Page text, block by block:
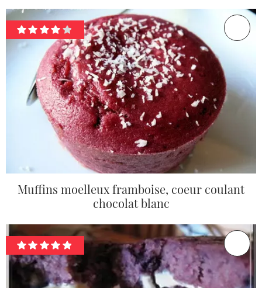
Muffins moelleux framboise, coeur coulant
chocolat blanc